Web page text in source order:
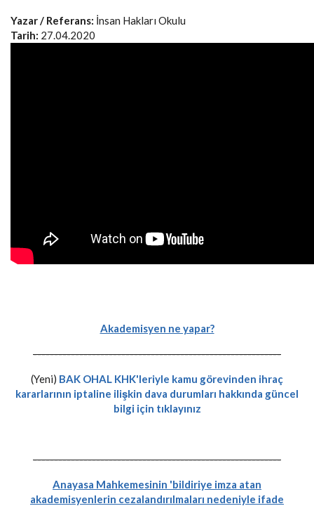
Yazar / Referans: İnsan Hakları Okulu
Tarih: 27.04.2020
Akademisyen ne yapar?
-----------------------------------------------------------
(Yeni) BAK OHAL KHK'leriyle kamu görevinden ihraç
kararlarının iptaline ilişkin dava durumları hakkında güncel
bilgi için tıklayınız
-----------------------------------------------------------
Anayasa Mahkemesinin 'bildiriye imza atan
akademisyenlerin cezalandırılmaları nedeniyle ifade